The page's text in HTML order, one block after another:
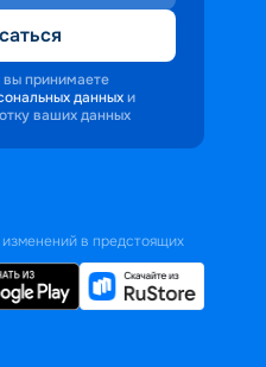
принимаете
данных и
ваших данных
в предстоящих